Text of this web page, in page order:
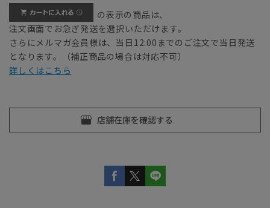
の表示の商品は、
注文画面でお急ぎ発送を選択いただけます。
さらにメルマガ会員様は、当日12:00までのご注文で当日発送
となります。（補正商品の場合は対応不可）
詳しくはこちら